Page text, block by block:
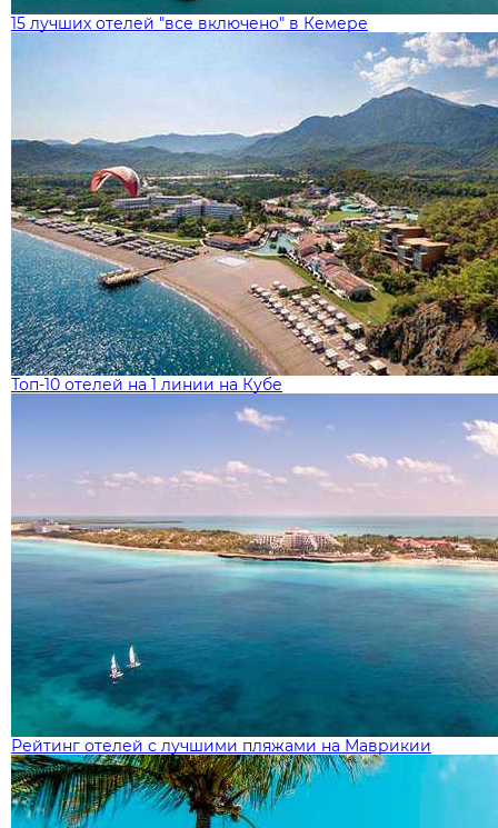
15 лучших отелей "все включено" в Кемере
Топ-10 отелей на 1 линии на Кубе
Рейтинг отелей с лучшими пляжами на Маврикии